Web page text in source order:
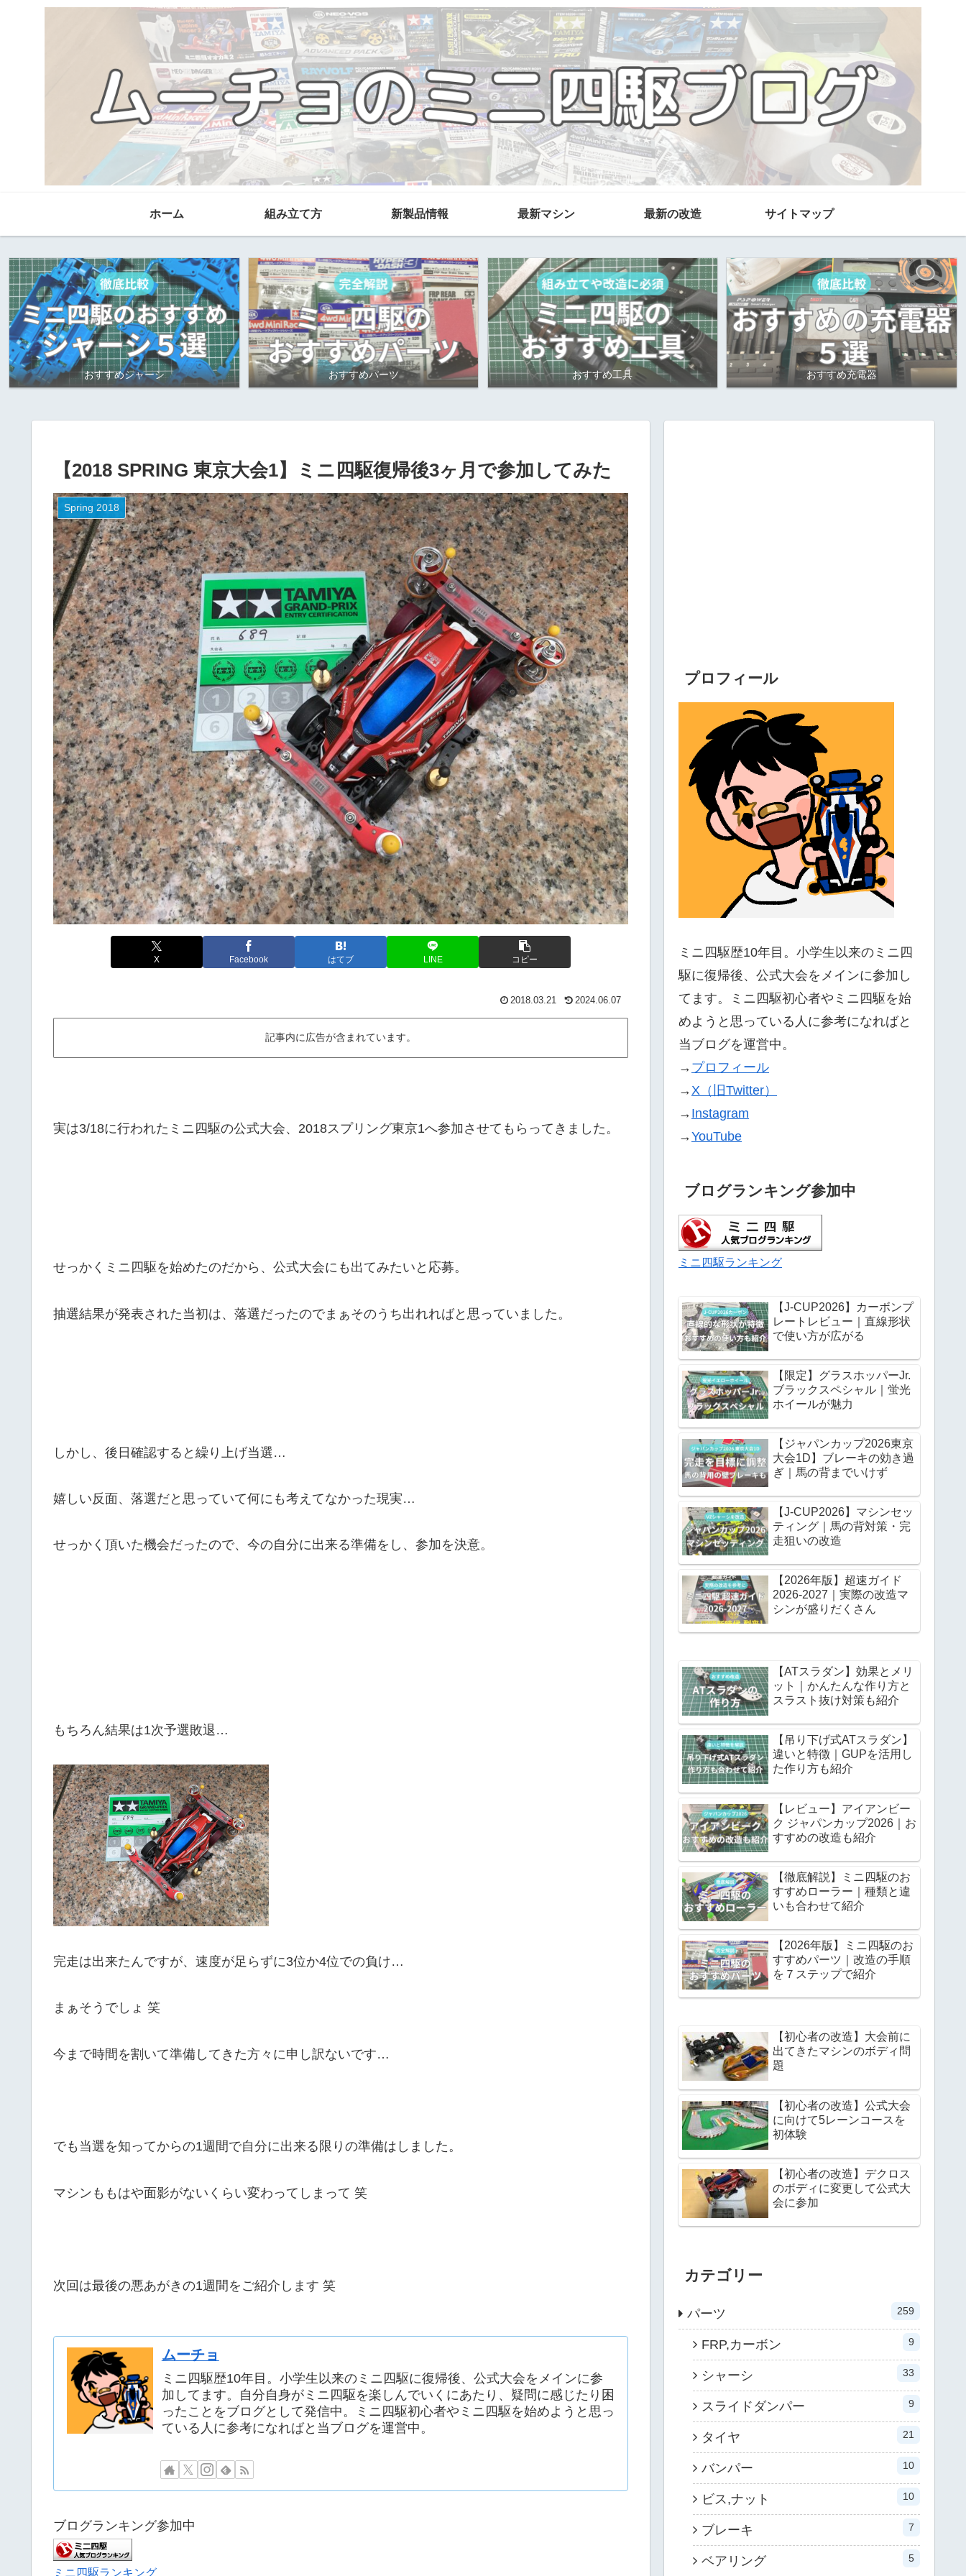
ホーム 組み立て方 新製品情報 最新マシン 最新の改造 サイトマップ
おすすめシャーシ おすすめパーツ おすすめ工具 おすすめ充電器
【2018 SPRING 東京大会1】ミニ四駆復帰後3ヶ月で参加してみた
Spring 2018
X Facebook はてブ LINE コピー
2018.03.21 2024.06.07
記事内に広告が含まれています。
実は3/18に行われたミニ四駆の公式大会、2018スプリング東京1へ参加させてもらってきました。
せっかくミニ四駆を始めたのだから、公式大会にも出てみたいと応募。
抽選結果が発表された当初は、落選だったのでまぁそのうち出れればと思っていました。
しかし、後日確認すると繰り上げ当選…
嬉しい反面、落選だと思っていて何にも考えてなかった現実…
せっかく頂いた機会だったので、今の自分に出来る準備をし、参加を決意。
もちろん結果は1次予選敗退…
完走は出来たんですが、速度が足らずに3位か4位での負け…
まぁそうでしょ 笑
今まで時間を割いて準備してきた方々に申し訳ないです…
でも当選を知ってからの1週間で自分に出来る限りの準備はしました。
マシンももはや面影がないくらい変わってしまって 笑
次回は最後の悪あがきの1週間をご紹介します 笑
ムーチョ
ミニ四駆歴10年目。小学生以来のミニ四駆に復帰後、公式大会をメインに参
加してます。自分自身がミニ四駆を楽しんでいくにあたり、疑問に感じたり困
ったことをブログとして発信中。ミニ四駆初心者やミニ四駆を始めようと思っ
ている人に参考になればと当ブログを運営中。
ブログランキング参加中
ミニ四駆ランキング
プロフィール
ミニ四駆歴10年目。小学生以来のミニ四
駆に復帰後、公式大会をメインに参加し
てます。ミニ四駆初心者やミニ四駆を始
めようと思っている人に参考になればと
当ブログを運営中。
→ プロフィール
→X（旧Twitter）
→ Instagram
→YouTube
ブログランキング参加中
ミニ四駆ランキング
【J-CUP2026】カーボンプ
レートレビュー｜直線形状
で使い方が広がる
【限定】グラスホッパーJr.
ブラックスペシャル｜蛍光
ホイールが魅力
【ジャパンカップ2026東京
大会1D】ブレーキの効き過
ぎ｜馬の背までいけず
【J-CUP2026】マシンセッ
ティング｜馬の背対策・完
走狙いの改造
【2026年版】超速ガイド
2026-2027｜実際の改造マ
シンが盛りだくさん
【ATスラダン】効果とメリ
ット｜かんたんな作り方と
スラスト抜け対策も紹介
【吊り下げ式ATスラダン】
違いと特徴｜GUPを活用し
た作り方も紹介
【レビュー】アイアンビー
ク ジャパンカップ2026｜お
すすめの改造も紹介
【徹底解説】ミニ四駆のお
すすめローラー｜種類と違
いも合わせて紹介
【2026年版】ミニ四駆のお
すすめパーツ｜改造の手順
を７ステップで紹介
【初心者の改造】大会前に
出てきたマシンのボディ問
題
【初心者の改造】公式大会
に向けて5レーンコースを
初体験
【初心者の改造】デクロス
のボディに変更して公式大
会に参加
カテゴリー
パーツ 259
FRP,カーボン 9
シャーシ 33
スライドダンパー 9
タイヤ 21
バンパー 10
ビス,ナット 10
ブレーキ 7
ベアリング 5